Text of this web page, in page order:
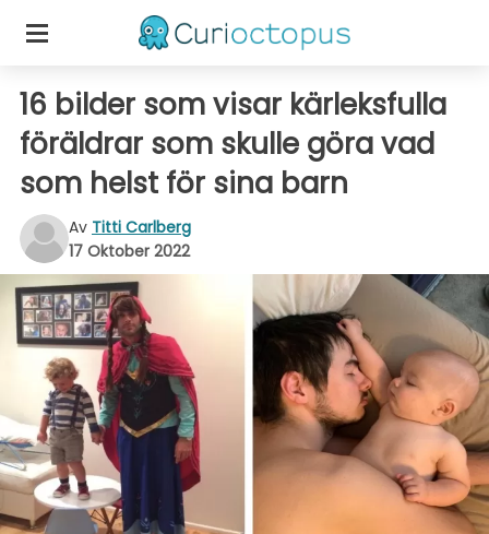
16 bilder som visar kärleksfulla
föräldrar som skulle göra vad
som helst för sina barn
Av Titti Carlberg
17 Oktober 2022